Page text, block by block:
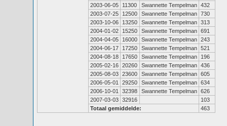
2003-06-05
11300 Swannette Tempelman 432
2003-07-25
12500 Swannette Tempelman 730
2003-10-06
13250 Swannette Tempelman 313
2004-01-02
15250 Swannette Tempelman 691
2004-04-05
16000 Swannette Tempelman 243
2004-06-17
17250 Swannette Tempelman 521
2004-08-18
17650 Swannette Tempelman
196
2005-02-16 20260 Swannette Tempelman 436
2005-08-03 23600 Swannette Tempelman 605
2006-05-01
29250 Swannette Tempelman 634
2006-10-01
32398 Swannette Tempelman 626
2007-03-03 32916
103
Totaal gemiddelde:
463